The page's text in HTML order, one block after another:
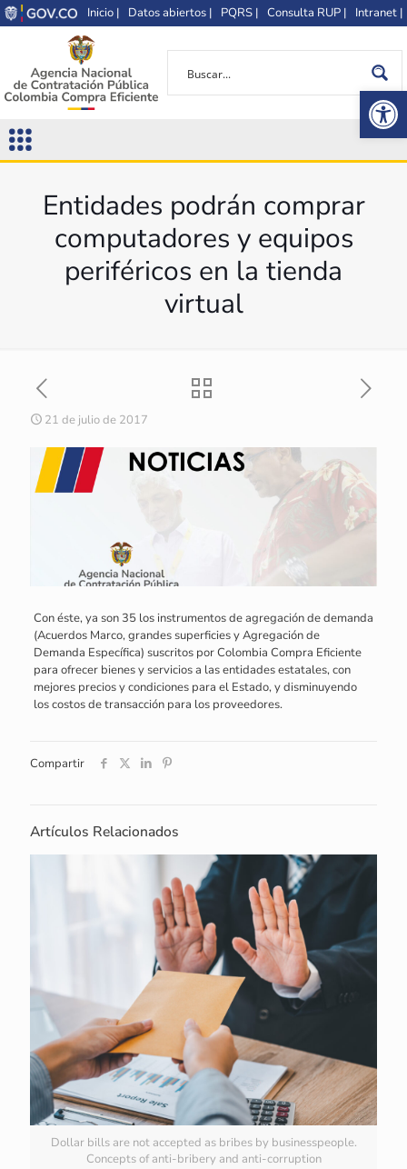
Inicio | Datos abiertos | PQRS | Consulta RUP | Intranet |
Entidades podrán comprar
computadores y equipos
periféricos en la tienda
virtual
21 de julio de 2017
Con éste, ya son 35 los instrumentos de agregación de demanda
(Acuerdos Marco, grandes superficies y Agregación de
Demanda Específica) suscritos por Colombia Compra Eficiente
para ofrecer bienes y servicios a las entidades estatales, con
mejores precios y condiciones para el Estado, y disminuyendo
los costos de transacción para los proveedores.
Compartir
Artículos Relacionados
Dollar bills are not accepted as bribes by businesspeople.
Concepts of anti-bribery and anti-corruption